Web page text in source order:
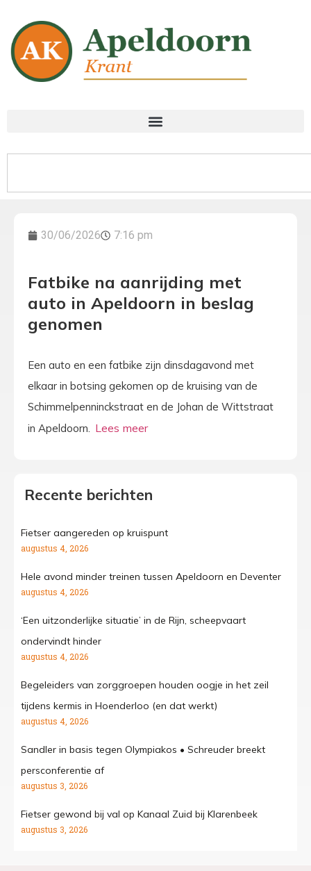
30/06/2026 7:16 pm
Fatbike na aanrijding met
auto in Apeldoorn in beslag
genomen
Een auto en een fatbike zijn dinsdagavond met
elkaar in botsing gekomen op de kruising van de
Schimmelpenninckstraat en de Johan de Wittstraat
in Apeldoorn.
Recente berichten
Fietser aangereden op kruispunt
augustus 4, 2026
Hele avond minder treinen tussen Apeldoorn en Deventer
augustus 4, 2026
‘Een uitzonderlijke situatie’ in de Rijn, scheepvaart
ondervindt hinder
augustus 4, 2026
Begeleiders van zorggroepen houden oogje in het zeil
tijdens kermis in Hoenderloo (en dat werkt)
augustus 4, 2026
Sandler in basis tegen Olympiakos • Schreuder breekt
persconferentie af
augustus 3, 2026
Fietser gewond bij val op Kanaal Zuid bij Klarenbeek
augustus 3, 2026